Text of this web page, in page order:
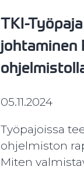
TKI-
johtaminen
05.11.2024
Työpajoissa
ohjelmiston
Miten